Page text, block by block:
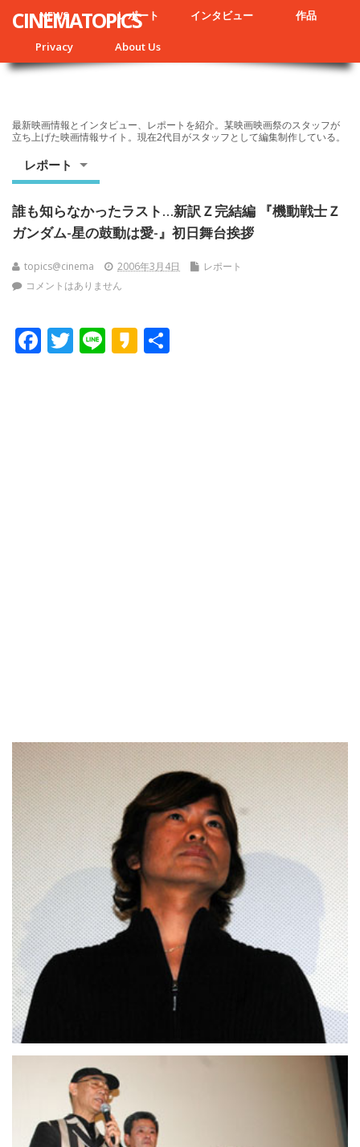
NEWS レポート インタビュー 作品
Privacy About Us
CINEMATOPICS
最新映画情報とインタビュー、レポートを紹介。某映画映画祭のスタッフが
立ち上げた映画情報サイト。現在2代目がスタッフとして編集制作している。
レポート
誰も知らなかったラスト…新訳Ｚ完結編 『機動戦士Ｚ
ガンダム-星の鼓動は愛-』初日舞台挨拶
topics@cinema 2006年3月4日
レポート
コメントはありません
F T Li K